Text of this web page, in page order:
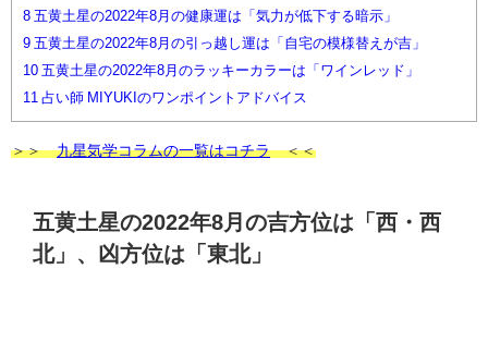
8 五黄土星の2022年8月の健康運は「気力が低下する暗示」
9 五黄土星の2022年8月の引っ越し運は「自宅の模様替えが吉」
10 五黄土星の2022年8月のラッキーカラーは「ワインレッド」
11 占い師 MIYUKIのワンポイントアドバイス
＞＞九星気学コラムの一覧はコチラ＜＜
五黄土星の2022年8月の吉方位は「西・西
北」、凶方位は「東北」